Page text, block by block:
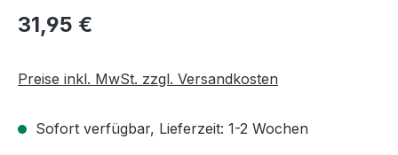
Regulärer Preis:
31,95 €
Preise inkl. MwSt. zzgl. Versandkosten
Sofort verfügbar, Lieferzeit: 1-2 Wochen